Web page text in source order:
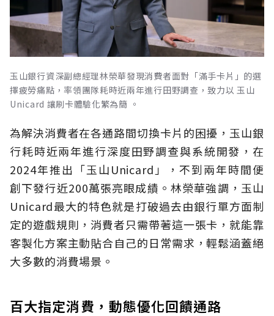
玉山銀行資深副總經理林榮華發現消費者面對「滿手卡片」的選
擇疲勞痛點，率領團隊耗時近兩年進行田野調查，致力以 玉山
Unicard 讓刷卡體驗化繁為簡 。
為解決消費者在各通路間切換卡片的困擾，玉山銀
行耗時近兩年進行深度田野調查與系統開發，在
2024年推出「玉山Unicard」，不到兩年時間便
創下發行近200萬張亮眼成績。林榮華強調，玉山
Unicard最大的特色就是打破過去由銀行單方面制
定的遊戲規則，消費者只需帶著這一張卡，就能靠
客製化方案主動貼合自己的日常需求，輕鬆涵蓋絕
大多數的消費場景。
百大指定消費，動態優化回饋通路